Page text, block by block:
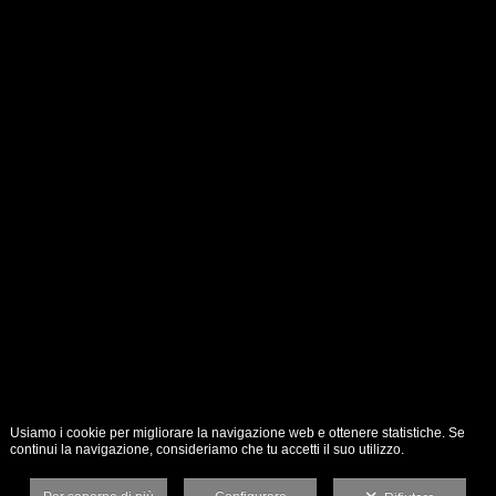
Usiamo i cookie per migliorare la navigazione web e ottenere statistiche. Se
continui la navigazione, consideriamo che tu accetti il suo utilizzo.